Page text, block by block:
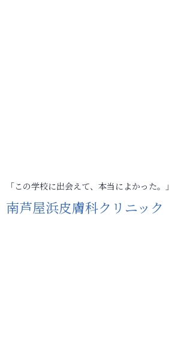
「この学校に出会えて、本当によかった。」
南芦屋浜皮膚科クリニック